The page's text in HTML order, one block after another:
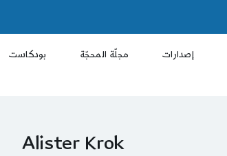
إصدارات مجلّة المحجّة بودكاست
Alister Krok